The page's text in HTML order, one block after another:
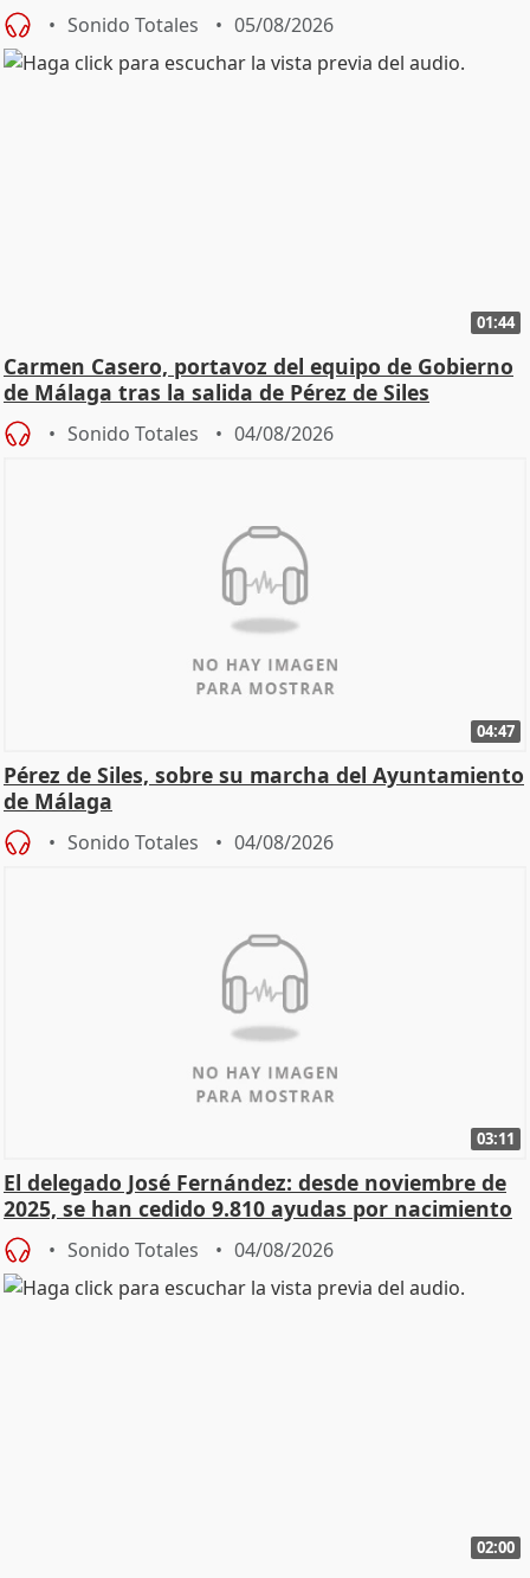
Sonido Totales 05/08/2026
01:44
Carmen Casero, portavoz del equipo de Gobierno
de Málaga tras la salida de Pérez de Siles
Sonido Totales 04/08/2026
04:47
Pérez de Siles, sobre su marcha del Ayuntamiento
de Málaga
Sonido Totales 04/08/2026
03:11
El delegado José Fernández: desde noviembre de
2025, se han cedido 9.810 ayudas por nacimiento
Sonido Totales 04/08/2026
02:00